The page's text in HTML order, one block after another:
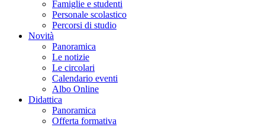
Famiglie e studenti
Personale scolastico
Percorsi di studio
Novità
Panoramica
Le notizie
Le circolari
Calendario eventi
Albo Online
Didattica
Panoramica
Offerta formativa